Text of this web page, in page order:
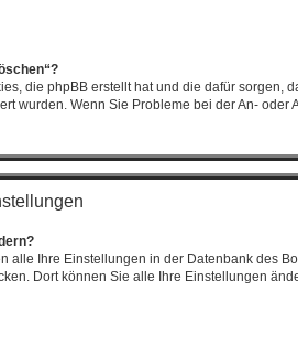
die phpBB erstellt hat und die dafür
wurden. Wenn Sie Probleme bei der An-
alle Ihre Einstellungen in der Datenbank des
Dort können Sie alle Ihre Einstellungen